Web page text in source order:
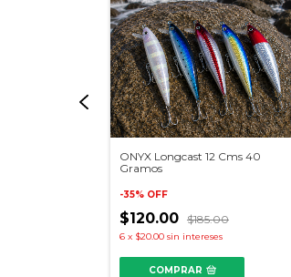
ONYX Longcast 12 Cms 40
Gramos
-35% OFF
$120.00 $185.00
6 x $20.00 sin intereses
COMPRAR